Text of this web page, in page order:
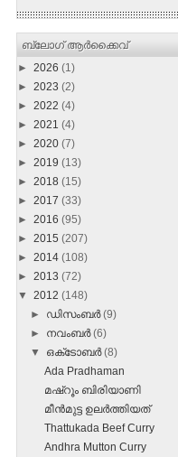
ബ്ലോഗ് ആര്‍ക്കൈവ്
► 2026 (1)
► 2023 (2)
► 2022 (4)
► 2021 (4)
► 2020 (7)
► 2019 (13)
► 2018 (15)
► 2017 (33)
► 2016 (95)
► 2015 (207)
► 2014 (108)
► 2013 (72)
▼ 2012 (148)
► ഡിസംബർ(9)
► നവംബർ(6)
▼ ഒക്‌ടോബർ(8)
Ada Pradhaman
മഷ്‌റൂം ബിരിയാണി
മീന്‍മുട്ട ഉലര്‍ത്തിയത്
Thattukada Beef Curry
Andhra Mutton Curry